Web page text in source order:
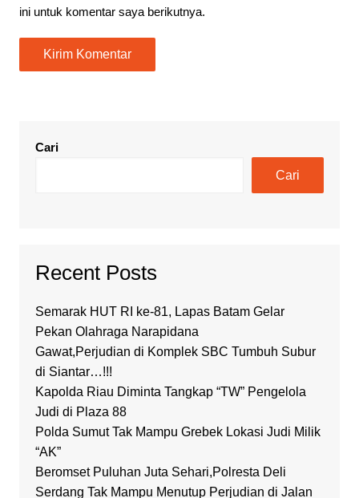
ini untuk komentar saya berikutnya.
Cari
Cari
Recent Posts
Semarak HUT RI ke-81, Lapas Batam Gelar
Pekan Olahraga Narapidana
Gawat,Perjudian di Komplek SBC Tumbuh Subur
di Siantar…!!!
Kapolda Riau Diminta Tangkap “TW” Pengelola
Judi di Plaza 88
Polda Sumut Tak Mampu Grebek Lokasi Judi Milik
“AK”
Beromset Puluhan Juta Sehari,Polresta Deli
Serdang Tak Mampu Menutup Perjudian di Jalan